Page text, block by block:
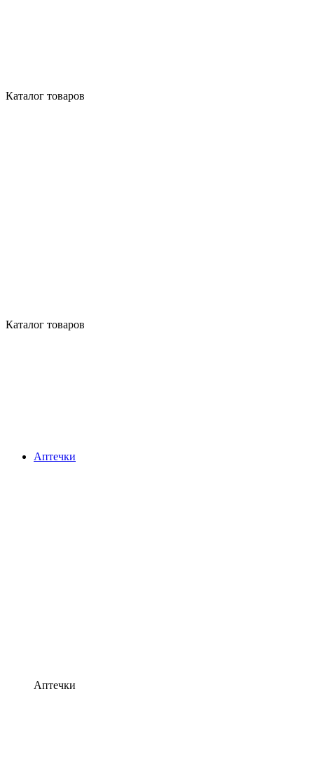
Каталог товаров
Каталог товаров
Аптечки
Аптечки